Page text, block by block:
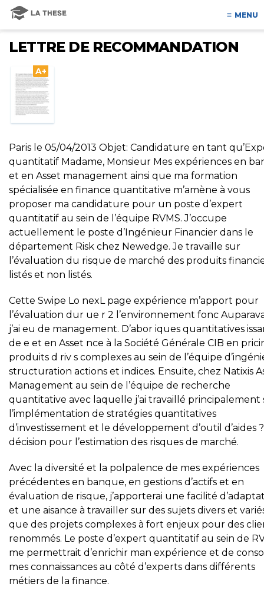
MENU
LETTRE DE RECOMMANDATION
A+
Paris le 05/04/2013 Objet: Candidature en tant
quantitatif Madame, Monsieur Mes expériences en
et en Asset management ainsi que ma formation
spécialisée en finance quantitative m’amène à vous
proposer ma candidature pour un poste d’expert
quantitatif au sein de l’équipe RVMS. J’occupe
actuellement le poste d’Ingénieur Financier dans le
département Risk chez Newedge. Je travaille sur
l’évaluation du risque de marché des produits
listés et non listés.
Cette Swipe Lo nexL page expérience m’apport pour
l’évaluation dur ue r 2 l’environnement fonc
j’ai eu de management. D’abor iques quantitatives
de e et en Asset nce à la Société Générale CIB en
produits d riv s complexes au sein de l’équipe
structuration actions et indices. Ensuite, chez Natixis
Management au sein de l’équipe de recherche
quantitative avec laquelle j’ai travaillé principalement
l’implémentation de stratégies quantitatives
d’investissement et le développement d’outil d’aides
décision pour l’estimation des risques de marché.
Avec la diversité et la polpalence de mes expériences
précédentes en banque, en gestions d’actifs et en
évaluation de risque, j’apporterai une facilité
et une aisance à travailler sur des sujets divers et
que des projets complexes à fort enjeux pour des
renommés. Le poste d’expert quantitatif au sein de
me permettrait d’enrichir man expérience et de
mes connaissances au côté d’experts dans différents
métiers de la finance.